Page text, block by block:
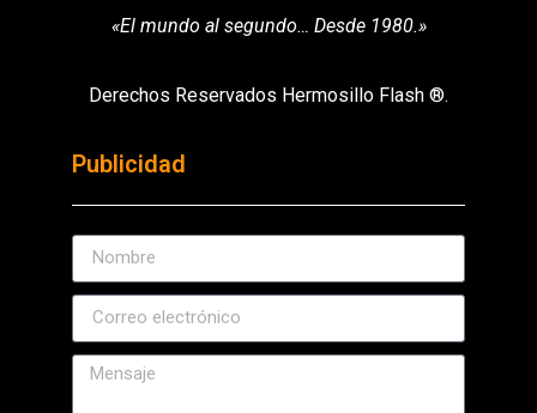
«El mundo al segundo… Desde 1980.»
Derechos Reservados Hermosillo Flash ®.
Publicidad